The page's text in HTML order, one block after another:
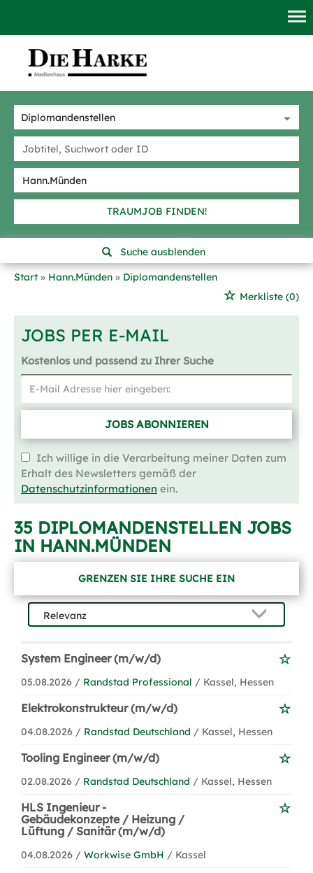
TRAUMJOB FINDEN!
Suche ausblenden
Start
Hann.Münden
Diplomandenstellen
Merkliste (0)
JOBS PER E-MAIL
Kostenlos und passend zu Ihrer Suche
JOBS ABONNIEREN
Ich willige in die Verarbeitung meiner Daten zum
Erhalt des Newsletters gemäß der
Datenschutzinformationen ein.
35 DIPLOMANDENSTELLEN JOBS
IN HANN.MÜNDEN
GRENZEN SIE IHRE SUCHE EIN
System Engineer (m/w/d)
05.08.2026 / Randstad Professional / Kassel, Hessen
Elektrokonstrukteur (m/w/d)
04.08.2026 / Randstad Deutschland / Kassel, Hessen
Tooling Engineer (m/w/d)
02.08.2026 / Randstad Deutschland / Kassel, Hessen
HLS Ingenieur -
Gebäudekonzepte / Heizung /
Lüftung / Sanitär (m/w/d)
04.08.2026 / Workwise GmbH / Kassel